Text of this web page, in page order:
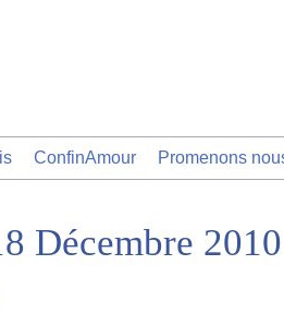
ConfinAmour Promenons
Décembre 2010